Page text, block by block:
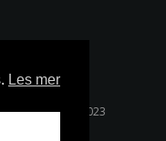
© Natt & Dag 2023
Les mer